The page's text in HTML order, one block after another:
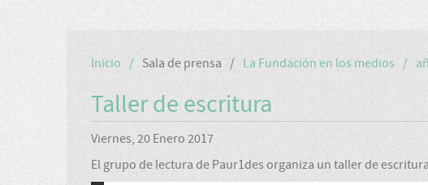
Inicio Sala de prensa La Fundación en los medios
Taller de escritura
Viernes, 20 Enero 2017
El grupo de lectura de Paur1des organiza un taller de